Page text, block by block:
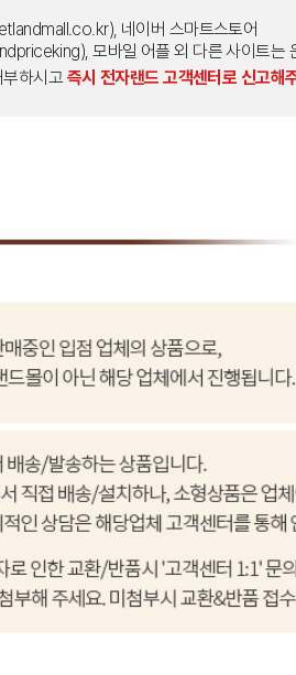
네이버 스마트스토어
모바일 어플 외 다른 사이트는
하시고 즉시 전자랜드 고객센터로 신고해